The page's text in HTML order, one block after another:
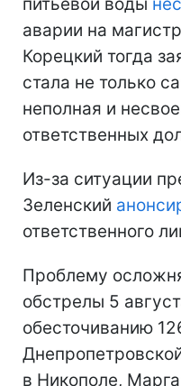
аварии на
Корецкий тогда
стала не только
неполная и
ответственных
Из-за ситуации
Зеленский
ответственного
Проблему
обстрелы 5
обесточиванию
в Никополе,